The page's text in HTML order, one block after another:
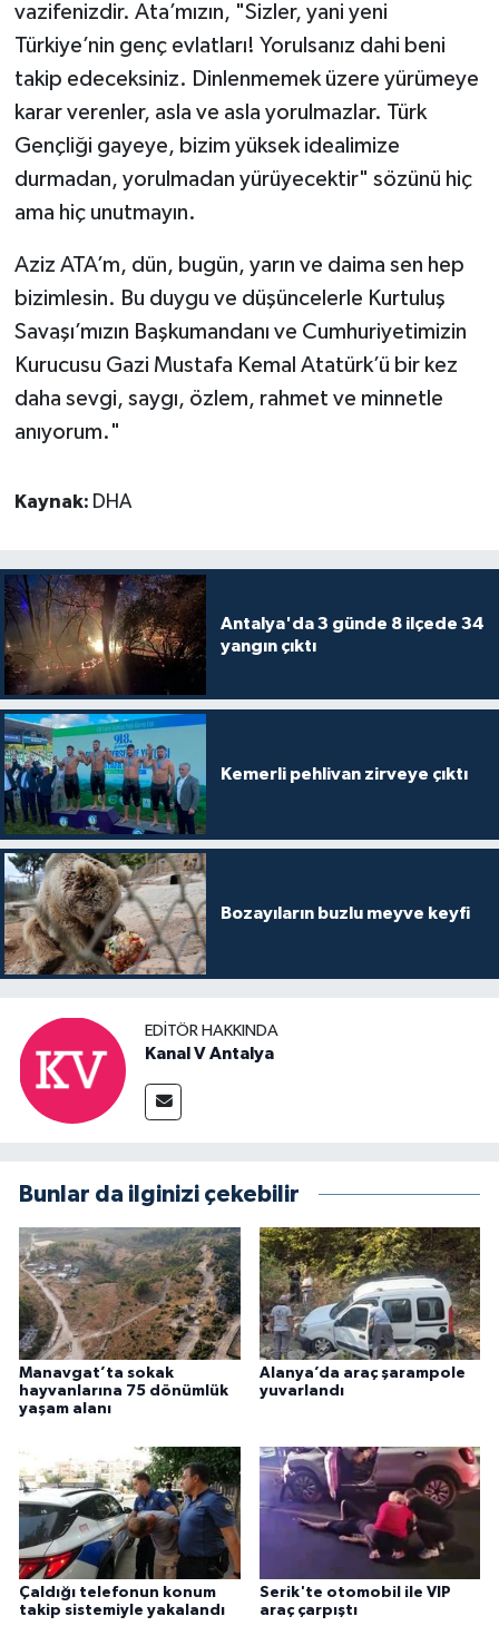
vazifenizdir. Ata’mızın, "Sizler, yani yeni
Türkiye’nin genç evlatları! Yorulsanız dahi beni
takip edeceksiniz. Dinlenmemek üzere yürümeye
karar verenler, asla ve asla yorulmazlar. Türk
Gençliği gayeye, bizim yüksek idealimize
durmadan, yorulmadan yürüyecektir" sözünü hiç
ama hiç unutmayın.
Aziz ATA’m, dün, bugün, yarın ve daima sen hep
bizimlesin. Bu duygu ve düşüncelerle Kurtuluş
Savaşı’mızın Başkumandanı ve Cumhuriyetimizin
Kurucusu Gazi Mustafa Kemal Atatürk’ü bir kez
daha sevgi, saygı, özlem, rahmet ve minnetle
anıyorum."
Kaynak: DHA
Antalya'da 3 günde 8 ilçede 34
yangın çıktı
Kemerli pehlivan zirveye çıktı
Bozayıların buzlu meyve keyfi
EDITÖR HAKKINDA
Kanal V Antalya
Bunlar da ilginizi çekebilir
Manavgat’ta sokak
hayvanlarına 75 dönümlük
yaşam alanı
Alanya’da araç şarampole
yuvarlandı
Çaldığı telefonun konum
takip sistemiyle yakalandı
Serik'te otomobil ile VIP
araç çarpıştı